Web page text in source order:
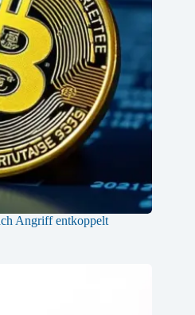
Angriff entkoppelt